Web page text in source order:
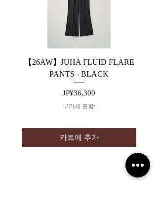
【26AW】JUHA FLUID FLARE
PANTS - BLACK
가격
JP¥36,300
부가세 포함:
카트에 추가
2019 NOUVERTEmagazine. All Rights